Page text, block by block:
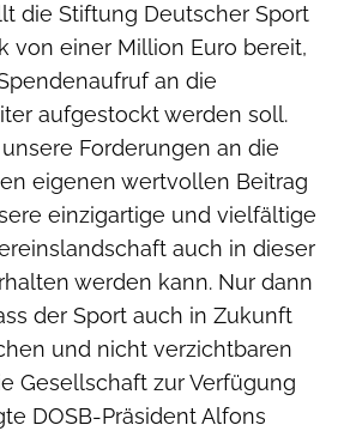
die Stiftung Deutscher Sport
von einer Million Euro bereit,
an die
aufgestockt werden soll.
Forderungen an die
eigenen wertvollen Beitrag
einzigartige und vielfältige
auch in dieser
werden kann. Nur dann
der Sport auch in Zukunft
und nicht verzichtbaren
Gesellschaft zur Verfügung
DOSB-Präsident Alfons